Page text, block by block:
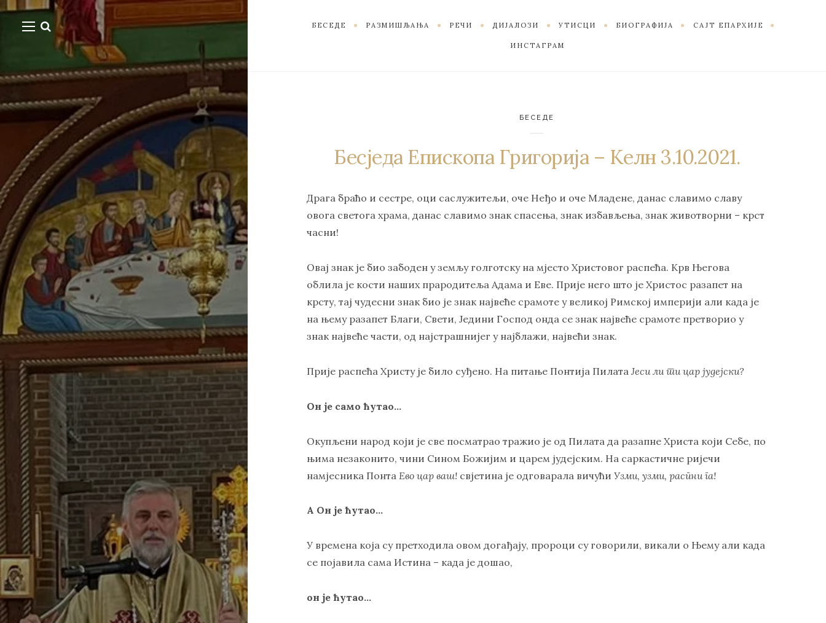
БЕСЕДЕ РАЗМИШЉАЊА РЕЧИ ДИЈАЛОЗИ УТИСЦИ БИОГРАФИЈА САЈТ ЕПАРХИЈЕ
ИНСТАГРАМ
БЕСЕДЕ
Бесједа Епископа Григорија – Келн 3.10.2021.
Драга браћо и сестре, оци саслужитељи, оче Неђо и оче Младене, данас славимо славу
овога светога храма, данас славимо знак спасења, знак избављења, знак животворни – крст
часни!
Овај знак је био забоден у земљу голготску на мјесто Христовог распећа. Крв Његова
облила је кости наших прародитеља Адама и Еве. Прије него што је Христос разапет на
крсту, тај чудесни знак био је знак највеће срамоте у великој Римској империји али када је
на њему разапет Благи, Свети, Једини Господ онда се знак највеће срамоте претворио у
знак највеће части, од најстрашнијег у најблажи, највећи знак.
Прије распећа Христу је било суђено. На питање Понтија Пилата Јеси ли ти цар јудејски?
Он је само ћутао…
Окупљени народ који је све посматрао тражио је од Пилата да разапне Христа који Себе, по
њима незаконито, чини Сином Божијим и царем јудејским. На саркастичне ријечи
намјесника Понта Ево цар ваш!свјетина је одговарала вичући Узми, узми, распни га!
А Он је ћутао…
У времена која су претходила овом догађају, пророци су говорили, викали о Њему али када
се појавила сама Истина – када је дошао,
он је ћутао…